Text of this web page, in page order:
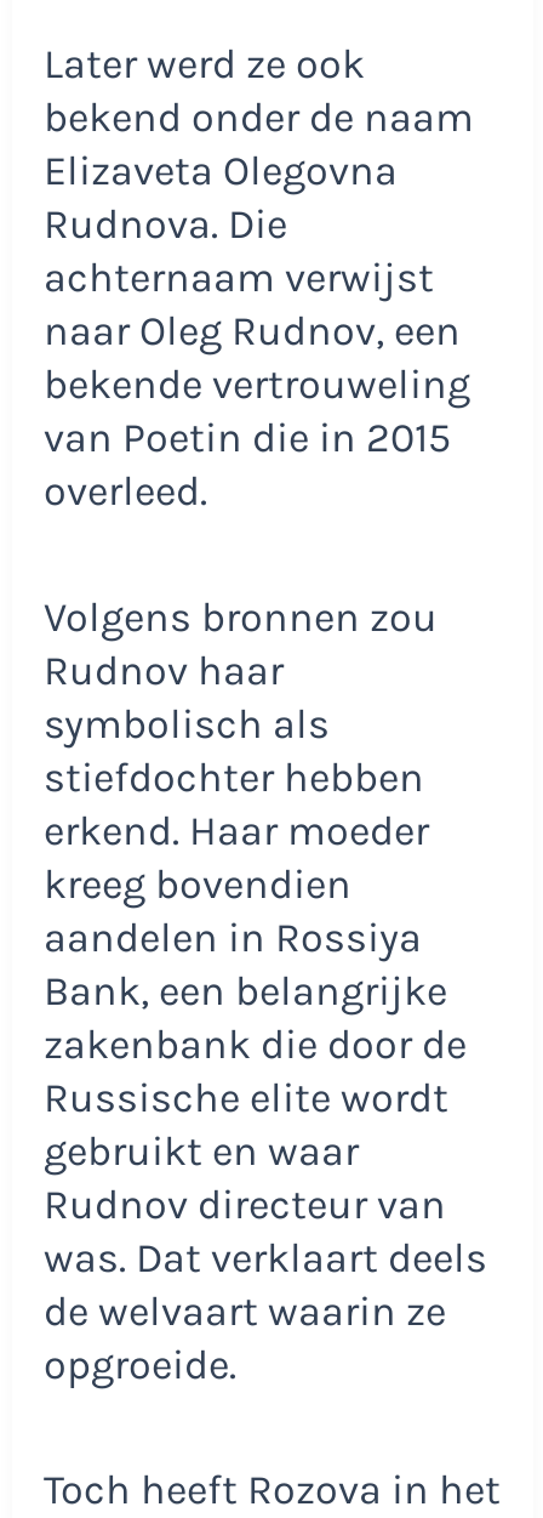
Later werd ze ook
bekend onder de naam
Elizaveta Olegovna
Rudnova. Die
achternaam verwijst
naar Oleg Rudnov, een
bekende vertrouweling
van Poetin die in 2015
overleed.
Volgens bronnen zou
Rudnov haar
symbolisch als
stiefdochter hebben
erkend. Haar moeder
kreeg bovendien
aandelen in Rossiya
Bank, een belangrijke
zakenbank die door de
Russische elite wordt
gebruikt en waar
Rudnov directeur van
was. Dat verklaart deels
de welvaart waarin ze
opgroeide.
Toch heeft Rozova in het